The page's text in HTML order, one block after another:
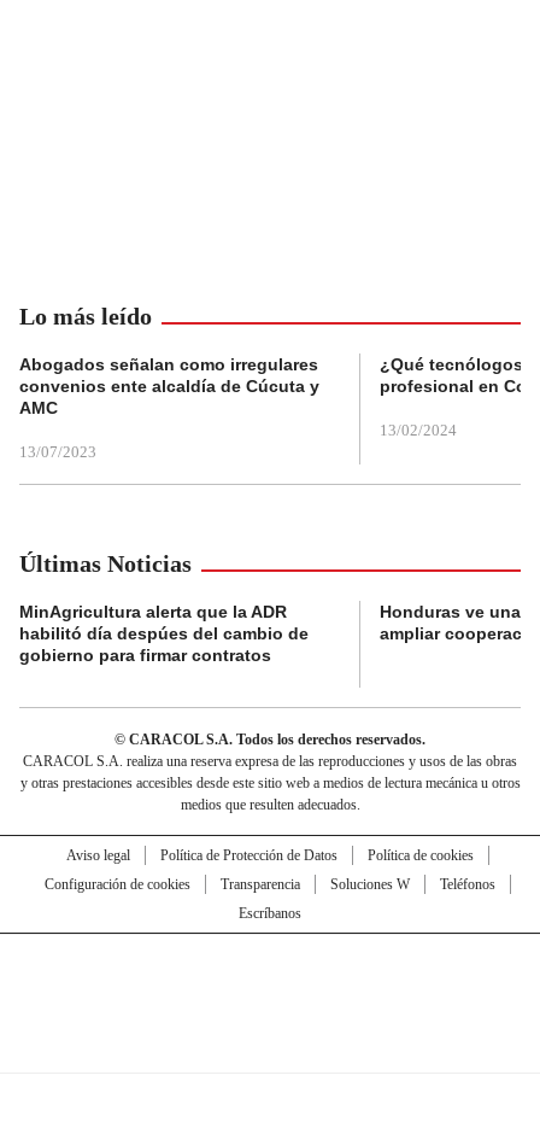
Lo más leído
Abogados señalan como irregulares
convenios ente alcaldía de Cúcuta y
AMC
13/07/2023
¿Qué tecnólogos
profesional en
13/02/2024
Últimas Noticias
MinAgricultura alerta que la ADR
habilitó día despúes del cambio de
gobierno para firmar contratos
Honduras ve una
ampliar
© CARACOL S.A. Todos los derechos reservados.
CARACOL S.A. realiza una reserva expresa de las reproducciones y usos de las obras
y otras prestaciones accesibles desde este sitio web a medios de lectura mecánica u otros
medios que resulten adecuados.
Aviso legal Política de Protección de Datos
Política de cookies
Configuración de cookies
Transparencia Soluciones W
Teléfonos
Escríbanos